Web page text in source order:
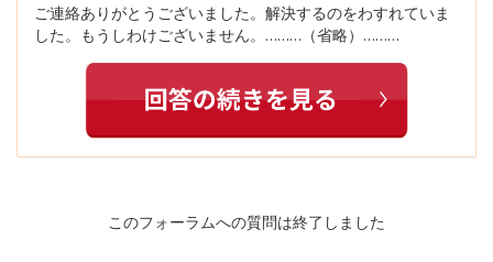
ご連絡ありがとうございました。解決するのをわすれていま
した。もうしわけございません。………（省略）………
このフォーラムへの質問は終了しました